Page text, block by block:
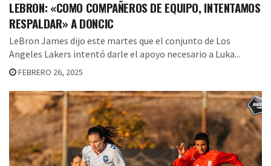
LEBRON: «COMO COMPAÑEROS DE EQUIPO, INTENTAMOS
RESPALDAR» A DONCIC
LeBron James dijo este martes que el conjunto de Los
Angeles Lakers intentó darle el apoyo necesario a Luka...
FEBRERO 26, 2025